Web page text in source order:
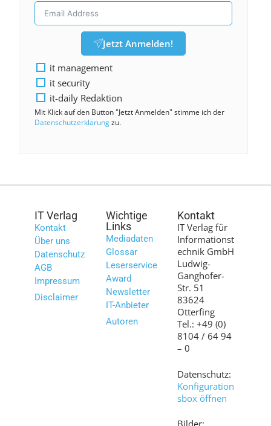
Jetzt Anmelden!
it management
it security
it-daily Redaktion
Mit Klick auf den Button "Jetzt Anmelden" stimme ich der
Datenschutzerklärungzu.
IT Verlag
Kontakt
Über uns
Datenschutz
AGB
Impressum
Disclaimer
Wichtige
Links
Mediadaten
Glossar
Leserservice
Award
Newsletter
IT-Anbieter
Autoren
Kontakt
IT Verlag für
Informationst
echnik GmbH
Ludwig-
Ganghofer-
Str. 51
83624
Otterfing
Tel.: +49 (0)
8104 / 64 94
– 0
Datenschutz:
Konfiguration
sbox öffnen
Bilder: